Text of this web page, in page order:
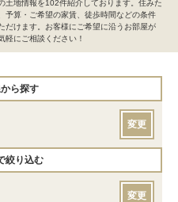
土地情報を102件紹介しております。住みた
予算・ご希望の家賃、徒歩時間などの条件
だけます。お客様にご希望に沿うお部屋が
軽にご相談ください！
ら探す
変更
絞り込む
変更